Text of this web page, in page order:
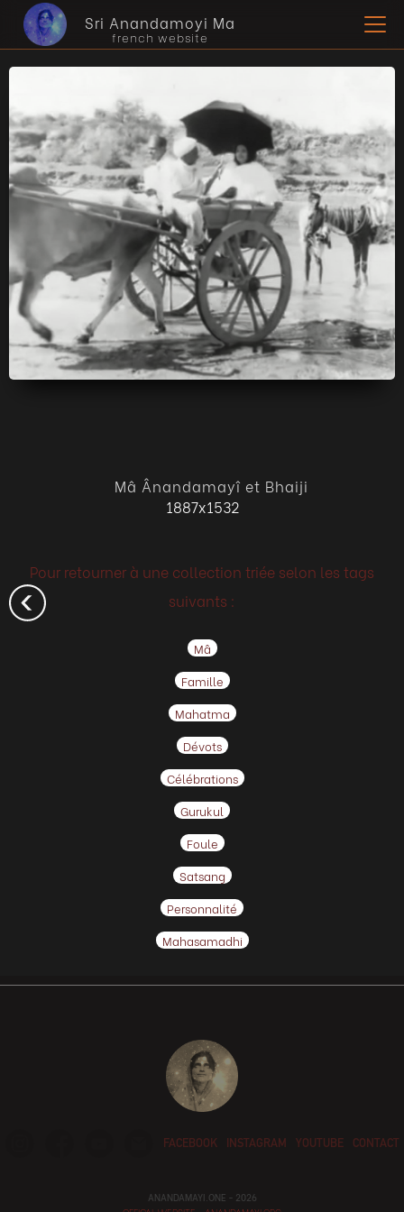
Sri Anandamoyi Ma
french website
Mâ Ânandamayî et Bhaiji
1887x1532
Pour retourner à une collection triée selon les tags
suivants :
Mâ
Famille
Mahatma
Dévots
Célébrations
Gurukul
Foule
Satsang
Personnalité
Mahasamadhi
FACEBOOK INSTAGRAM YOUTUBE CONTACT
ANANDAMAYI.ONE - 2026